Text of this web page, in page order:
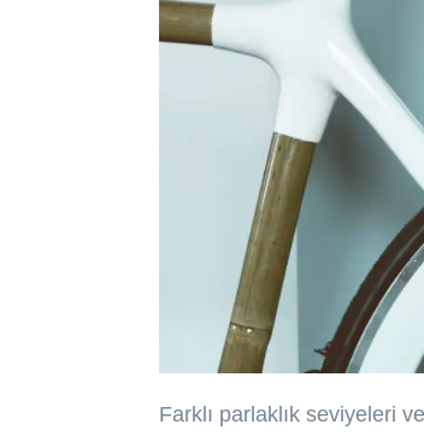
Farklı parlaklık seviyeleri